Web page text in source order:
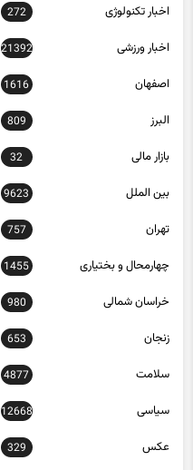
اخبار تکنولوژی 272
اخبار ورزشی 21392
اصفهان 1616
البرز 809
بازار مالی 32
بین الملل 9623
تهران 757
چهارمحال و بختیاری 1455
خراسان شمالی 980
زنجان 653
سلامت 4877
سیاسی 12668
عکس 329